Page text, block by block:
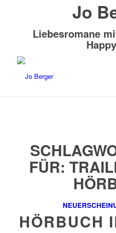
Jo
Liebesromane
FÜR:
HÖRBUCH